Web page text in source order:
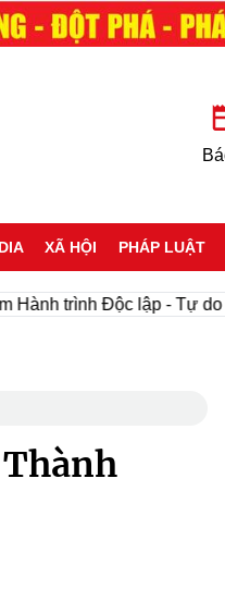
XÃ HỘI PHÁP LUẬT
trình Độc lập - Tự do -